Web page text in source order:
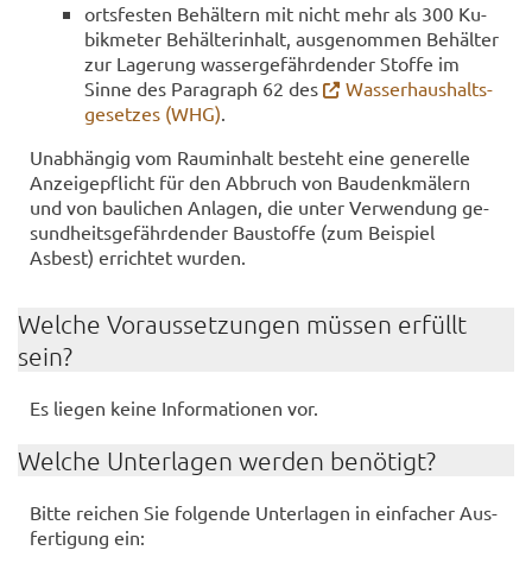
orts­fes­ten Be­häl­tern mit nicht mehr als 300 Ku­
bik­me­ter Be­häl­ter­in­halt, aus­ge­nom­men Be­häl­ter
zur La­ge­rung was­ser­ge­fähr­den­der Stof­fe im
Sinne des Pa­ra­graph 62 des
Was­ser­haus­halts­
ge­set­zes (WHG).
Un­ab­hän­gig vom Raum­in­halt be­steht eine ge­ne­rel­le
An­zei­ge­pflicht für den Ab­bruch von Bau­denk­mä­lern
und von bau­li­chen An­la­gen, die unter Ver­wen­dung ge­
sund­heits­ge­fähr­den­der Bau­stof­fe (zum Bei­spiel
Asbest) er­rich­tet wur­den.
Wel­che Vor­aus­set­zun­gen müs­sen er­füllt
sein?
Es lie­gen keine In­for­ma­tio­nen vor.
Wel­che Un­ter­la­gen wer­den be­nö­tigt?
Bitte rei­chen Sie fol­gen­de Un­ter­la­gen in ein­fa­cher Aus­
fer­ti­gung ein: